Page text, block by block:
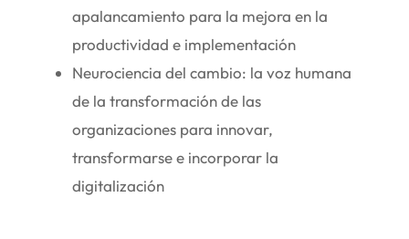
apalancamiento para la mejora en la
productividad e implementación
Neurociencia del cambio: la voz humana
de la transformación de las
organizaciones para innovar,
transformarse e incorporar la
digitalización